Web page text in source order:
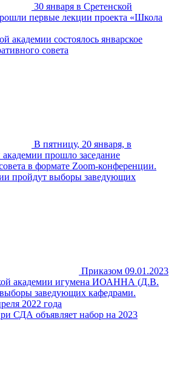
30 января в Сретенской
первые лекции проекта «Школа
академии состоялось январское
совета
В пятницу, 20 января, в
прошло заседание
в формате Zoom-конференции.
пройдут выборы заведующих
Приказом 09.01.2023
академии игумена ИОАННА (Д.В.
заведующих кафедрами.
2022 года
СДА объявляет набор на 2023